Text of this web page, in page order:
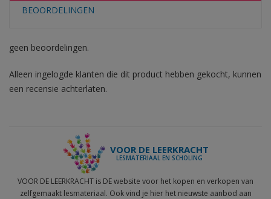
BEOORDELINGEN
geen beoordelingen.
Alleen ingelogde klanten die dit product hebben gekocht, kunnen
een recensie achterlaten.
VOOR DE LEERKRACHT
LESMATERIAAL EN SCHOLING
VOOR DE LEERKRACHT is DE website voor het kopen en verkopen van
zelfgemaakt lesmateriaal. Ook vind je hier het nieuwste aanbod aan